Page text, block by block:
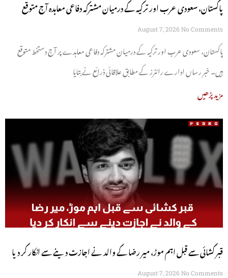
پاکستان، سعودی عرب اور ترکیہ کے درمیان مشترکہ دفاعی معاہدہ آج متوقع
August 7, 2026 No Comments
پاکستان، سعودی عرب اور ترکیہ کے درمیان مشترکہ دفاعی معاہدے پر آج دستخط متوقع
ہیں۔ خبر رساں ادارے رائٹرز کے مطابق علاقائی ذرائع نے بتایا
مزید پڑھیں
قبر کشائی سے قبل اہم موڑ، میر رضا کے والد نے اجازت دینے سے انکار کر دیا
August 7, 2026 No Comments